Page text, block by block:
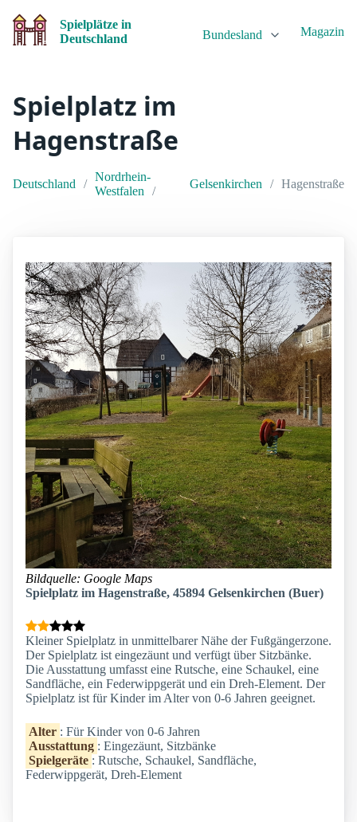
Spielplätze in
Deutschland
Bundesland Magazin
Spielplatz im
Hagenstraße
Deutschland
Nordrhein-
Westfalen
Gelsenkirchen Hagenstraße
Bildquelle: Google Maps
Spielplatz im Hagenstraße, 45894 Gelsenkirchen (Buer)
Kleiner Spielplatz in unmittelbarer Nähe der Fußgängerzone.
Der Spielplatz ist eingezäunt und verfügt über Sitzbänke.
Die Ausstattung umfasst eine Rutsche, eine Schaukel, eine
Sandfläche, ein Federwippgerät und ein Dreh-Element. Der
Spielplatz ist für Kinder im Alter von 0-6 Jahren geeignet.
Alter : Für Kinder von 0-6 Jahren
Ausstattung : Eingezäunt, Sitzbänke
Spielgeräte : Rutsche, Schaukel, Sandfläche,
Federwippgerät, Dreh-Element